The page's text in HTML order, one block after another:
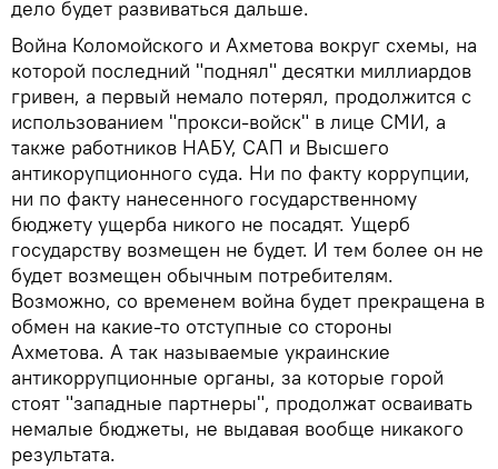
дело будет развиваться дальше.
Война Коломойского и Ахметова вокруг схемы, на
которой последний "поднял" десятки миллиардов
гривен, а первый немало потерял, продолжится с
использованием "прокси-войск" в лице СМИ, а
также работников НАБУ, САП и Высшего
антикорупционного суда. Ни по факту коррупции,
ни по факту нанесенного государственному
бюджету ущерба никого не посадят. Ущерб
государству возмещен не будет. И тем более он не
будет возмещен обычным потребителям.
Возможно, со временем война будет прекращена в
обмен на какие-то отступные со стороны
Ахметова. А так называемые украинские
антикоррупционные органы, за которые горой
стоят "западные партнеры", продолжат осваивать
немалые бюджеты, не выдавая вообще никакого
результата.